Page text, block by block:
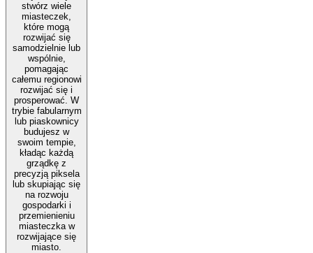
stwórz wiele
miasteczek,
które mogą
rozwijać się
samodzielnie lub
wspólnie,
pomagając
całemu regionowi
rozwijać się i
prosperować. W
trybie fabularnym
lub piaskownicy
budujesz w
swoim tempie,
kładąc każdą
grządkę z
precyzją piksela
lub skupiając się
na rozwoju
gospodarki i
przemienieniu
miasteczka w
rozwijające się
miasto.